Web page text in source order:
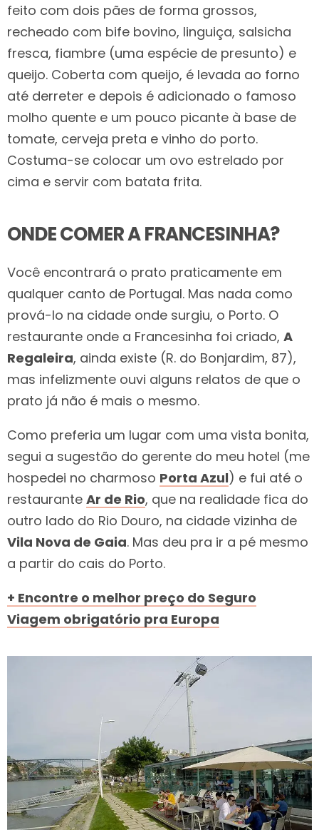
feito com dois pães de forma grossos,
recheado com bife bovino, linguiça, salsicha
fresca, fiambre (uma espécie de presunto) e
queijo. Coberta com queijo, é levada ao forno
até derreter e depois é adicionado o famoso
molho quente e um pouco picante à base de
tomate, cerveja preta e vinho do porto.
Costuma-se colocar um ovo estrelado por
cima e servir com batata frita.
ONDE COMER A FRANCESINHA?
Você encontrará o prato praticamente em
qualquer canto de Portugal. Mas nada como
prová-lo na cidade onde surgiu, o Porto. O
restaurante onde a Francesinha foi criado, A
Regaleira, ainda existe (R. do Bonjardim, 87),
mas infelizmente ouvi alguns relatos de que o
prato já não é mais o mesmo.
Como preferia um lugar com uma vista bonita,
segui a sugestão do gerente do meu hotel (me
hospedei no charmoso Porta Azul) e fui até o
restaurante Ar de Rio, que na realidade fica do
outro lado do Rio Douro, na cidade vizinha de
Vila Nova de Gaia. Mas deu pra ir a pé mesmo
a partir do cais do Porto.
+ Encontre o melhor preço do Seguro
Viagem obrigatório pra Europa